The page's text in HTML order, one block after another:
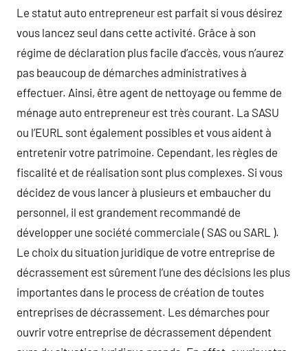
Le statut auto entrepreneur est parfait si vous désirez
vous lancez seul dans cette activité. Grâce à son
régime de déclaration plus facile d’accès, vous n’aurez
pas beaucoup de démarches administratives à
effectuer. Ainsi, être agent de nettoyage ou femme de
ménage auto entrepreneur est très courant. La SASU
ou l’EURL sont également possibles et vous aident à
entretenir votre patrimoine. Cependant, les règles de
fiscalité et de réalisation sont plus complexes. Si vous
décidez de vous lancer à plusieurs et embaucher du
personnel, il est grandement recommandé de
développer une société commerciale ( SAS ou SARL ).
Le choix du situation juridique de votre entreprise de
décrassement est sûrement l’une des décisions les plus
importantes dans le process de création de toutes
entreprises de décrassement. Les démarches pour
ouvrir votre entreprise de décrassement dépendent